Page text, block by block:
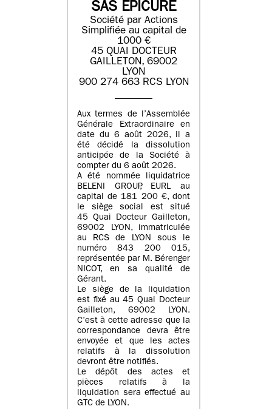
SAS EPICURE
Société par Actions
Simplifiée au capital de
1000 €
45 QUAI DOCTEUR
GAILLETON, 69002
LYON
900 274 663 RCS LYON
Aux termes de l’Assemblée
Générale Extraordinaire en
date du 6 août 2026, il a
été décidé la dissolution
anticipée de la Société à
compter du 6 août 2026.
A été nommée liquidatrice
BELENI GROUP, EURL au
capital de 181 200 €, dont
le siège social est situé
45 Quai Docteur Gailleton,
69002 LYON, immatriculée
au RCS de LYON sous le
numéro 843 200 015,
représentée par M. Bérenger
NICOT, en sa qualité de
Gérant.
Le siège de la liquidation
est fixé au45 Quai Docteur
Gailleton, 69002 LYON.
C’est à cette adresse que la
correspondance devra être
envoyée et que les actes
relatifs à la dissolution
devront être notifiés.
Le dépôt des actes et
pièces relatifs à la
liquidation sera effectué au
GTC de LYON.